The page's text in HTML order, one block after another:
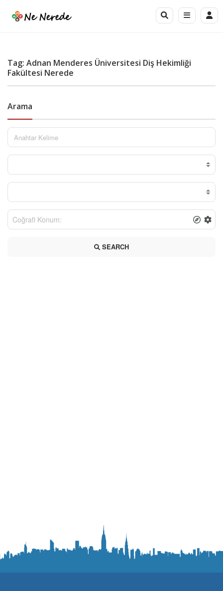
Tag: Adnan Menderes Üniversitesi Diş Hekimliği
Fakültesi Nerede
Arama
SEARCH